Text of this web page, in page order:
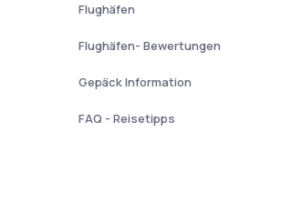
Flughäfen
Flughäfen- Bewertungen
Gepäck Information
FAQ - Reisetipps